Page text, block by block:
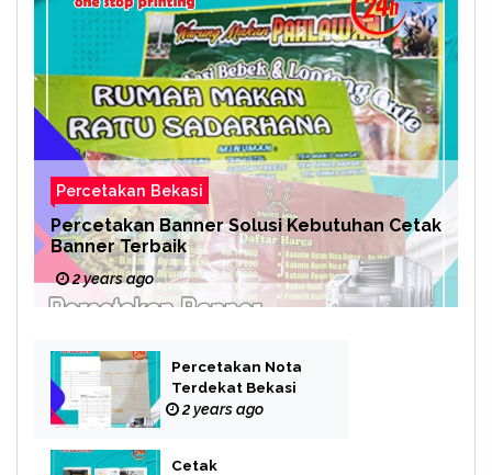
Percetakan Bekasi
Percetakan Banner Solusi Kebutuhan Cetak
Banner Terbaik
2 years ago
Percetakan Nota
Terdekat Bekasi
2 years ago
Cetak